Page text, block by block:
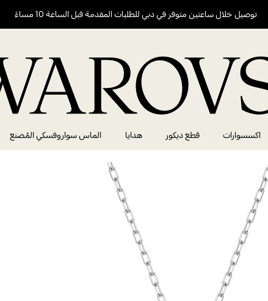
توصيل خلال ساعتين متوفر في دبي للطلبات المقدمة قبل الساعة 10 مساءً
اكسسوارات قطع ديكور هدايا الماس سواروفسكي المُصنع